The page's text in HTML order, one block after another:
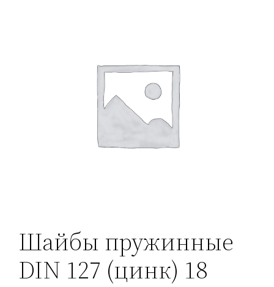
Шайбы пружинные
DIN 127 (цинк) 18